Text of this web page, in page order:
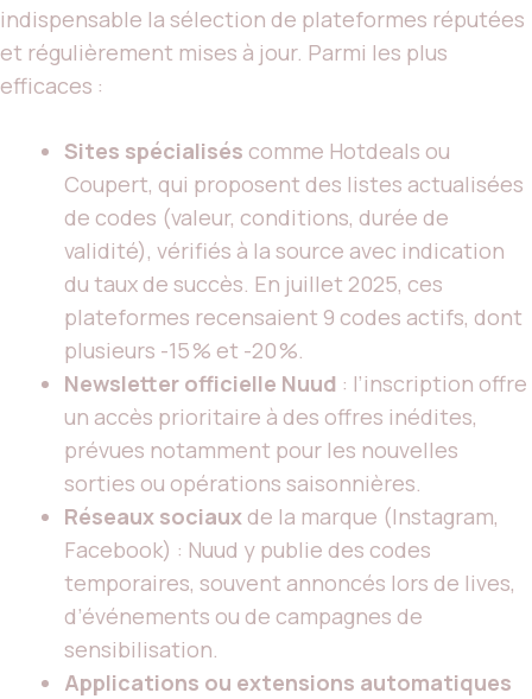
indispensable la sélection de plateformes réputées
et régulièrement mises à jour. Parmi les plus
efficaces :
Sites spécialisés comme Hotdeals ou
Coupert, qui proposent des listes actualisées
de codes (valeur, conditions, durée de
validité), vérifiés à la source avec indication
du taux de succès. En juillet 2025, ces
plateformes recensaient 9 codes actifs, dont
plusieurs -15 % et -20 %.
Newsletter officielle Nuud : l’inscription offre
un accès prioritaire à des offres inédites,
prévues notamment pour les nouvelles
sorties ou opérations saisonnières.
Réseaux sociaux de la marque (Instagram,
Facebook) : Nuud y publie des codes
temporaires, souvent annoncés lors de lives,
d’événements ou de campagnes de
sensibilisation.
Applications ou extensions automatiques